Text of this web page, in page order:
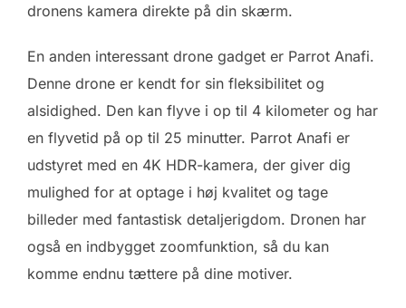
dronens kamera direkte på din skærm.
En anden interessant drone gadget er Parrot Anafi.
Denne drone er kendt for sin fleksibilitet og
alsidighed. Den kan flyve i op til 4 kilometer og har
en flyvetid på op til 25 minutter. Parrot Anafi er
udstyret med en 4K HDR-kamera, der giver dig
mulighed for at optage i høj kvalitet og tage
billeder med fantastisk detaljerigdom. Dronen har
også en indbygget zoomfunktion, så du kan
komme endnu tættere på dine motiver.